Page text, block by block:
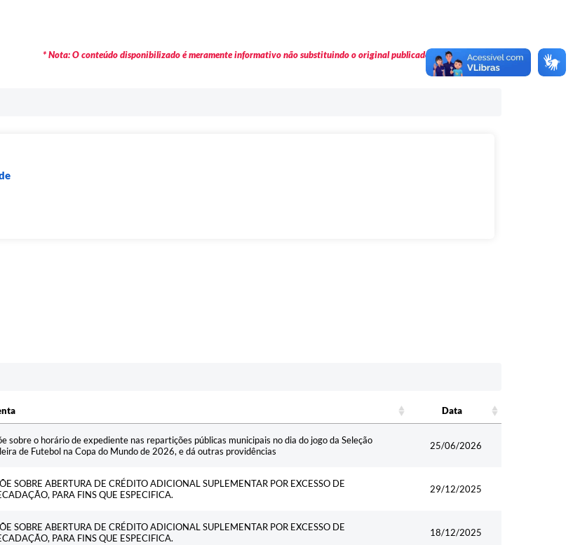
* Nota: O conteúdo disponibilizado é meramente informativo não substituindo o original publicado em Diário Oficial.
Data
sobre o horário de expediente nas repartições públicas municipais no dia do jogo da Seleção
de Futebol na Copa do Mundo de 2026, e dá outras providências
25/06/2026
SOBRE ABERTURA DE CRÉDITO ADICIONAL SUPLEMENTAR POR EXCESSO DE
PARA FINS QUE ESPECIFICA.
29/12/2025
SOBRE ABERTURA DE CRÉDITO ADICIONAL SUPLEMENTAR POR EXCESSO DE
PARA FINS QUE ESPECIFICA.
18/12/2025